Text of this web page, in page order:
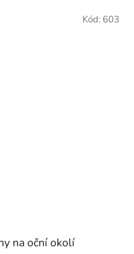
na oční okolí
Kód: 603